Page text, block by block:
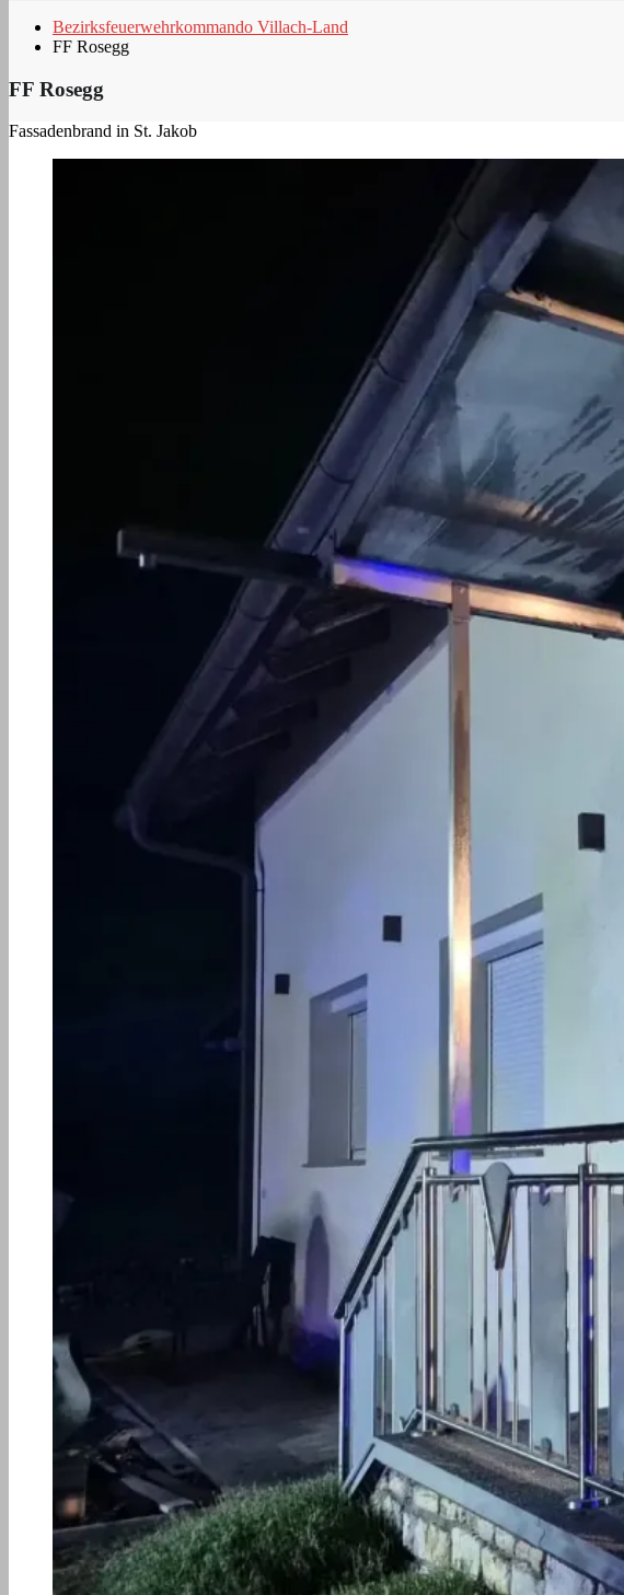
Bezirksfeuerwehrkommando Villach-Land
FF Rosegg
FF Rosegg
Fassadenbrand in St. Jakob